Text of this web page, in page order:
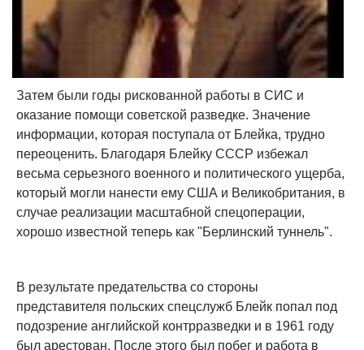
Затем были годы рискованной работы в СИС и
оказание помощи советской разведке. Значение
информации, которая поступала от Блейка, трудно
переоценить. Благодаря Блейку СССР избежал
весьма серьезного военного и политического ущерба,
который могли нанести ему США и Великобритания, в
случае реализации масштабной спецоперации,
хорошо известной теперь как "Берлинский туннель".
В результате предательства со стороны
представителя польских спецслужб Блейк попал под
подозрение английской контрразведки и в 1961 году
был арестован. После этого был побег и работа в